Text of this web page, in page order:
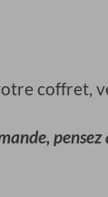
coffret,